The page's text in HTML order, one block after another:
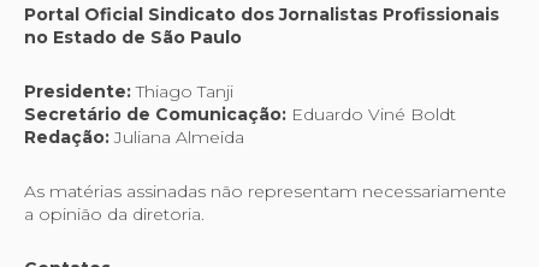
Portal Oficial Sindicato dos Jornalistas Profissionais
no Estado de São Paulo
Presidente:Thiago Tanji
Secretário de Comunicação: Eduardo Viné Boldt
Redação:Juliana Almeida
As matérias assinadas não representam necessariamente
a opinião da diretoria.